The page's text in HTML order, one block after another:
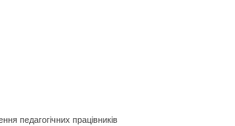
педагогічних працівників